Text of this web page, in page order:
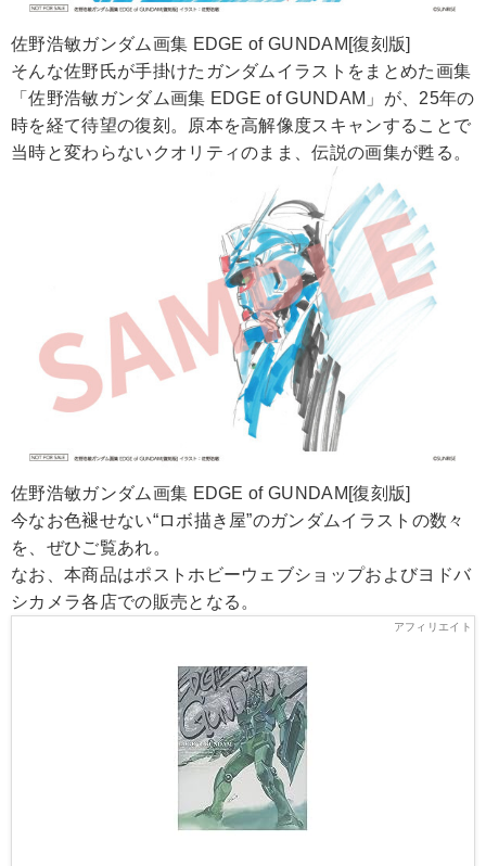
佐野浩敏ガンダム画集 EDGE of GUNDAM[復刻版]
そんな佐野氏が手掛けたガンダムイラストをまとめた画集
「佐野浩敏ガンダム画集 EDGE of GUNDAM」が、25年の
時を経て待望の復刻。原本を高解像度スキャンすることで
当時と変わらないクオリティのまま、伝説の画集が甦る。
佐野浩敏ガンダム画集 EDGE of GUNDAM[復刻版]
今なお色褪せない“ロボ描き屋”のガンダムイラストの数々
を、ぜひご覧あれ。
なお、本商品はポストホビーウェブショップおよびヨドバ
シカメラ各店での販売となる。